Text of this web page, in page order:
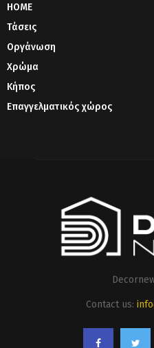
HOME
Τάσεις
Οργάνωση
Χρώμα
Κήπος
Επαγγελματικός χώρος
Contact us: